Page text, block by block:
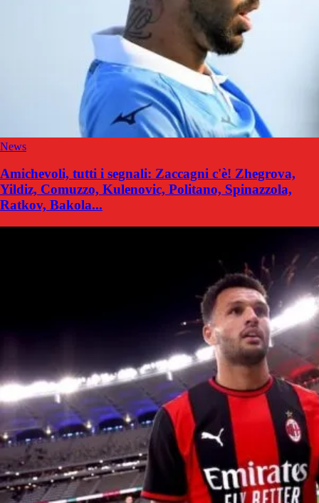
News
Amichevoli, tutti i segnali: Zaccagni c'è! Zhegrova,
Yildiz, Comuzzo, Kulenovic, Politano, Spinazzola,
Ratkov, Bakola...